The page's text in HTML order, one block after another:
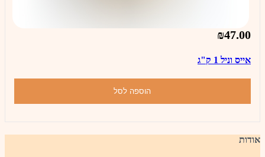
₪47.00
אייס וניל 1 ק"ג
הוספה לסל
אודות